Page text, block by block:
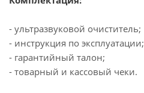
- ультразвуковой очиститель;
- инструкция по эксплуатации;
- гарантийный талон;
- товарный и кассовый чеки.